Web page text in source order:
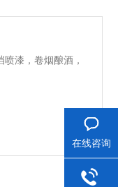
漆，卷烟酿酒，
在线咨询